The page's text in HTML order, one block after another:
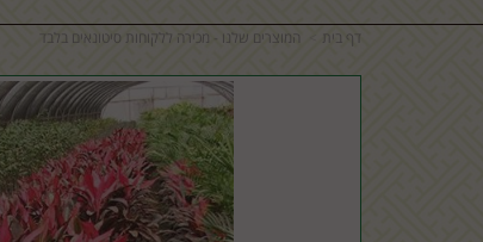
דף בית המוצרים שלנו - מכירה ללקוחות סיטונאים בלבד